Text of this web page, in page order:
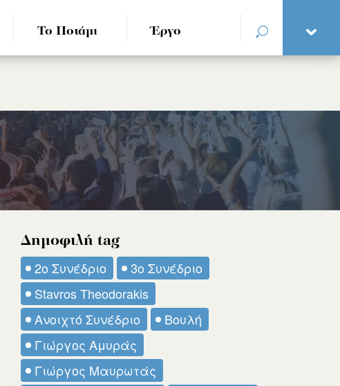
Το Ποτάμι Έργο
Δημοφιλή tag
2ο Συνέδριο
3ο Συνέδριο
Stavros Theodorakis
Ανοιχτό Συνέδριο
Βουλή
Γιώργος Αμυράς
Γιώργος Μαυρωτάς